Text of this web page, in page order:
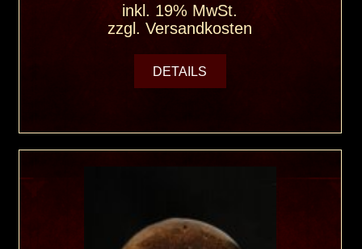
inkl. 19% MwSt.
zzgl.Versandkosten
DETAILS